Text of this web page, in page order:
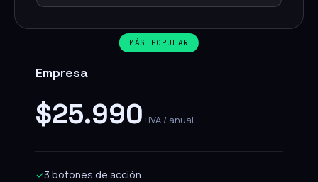
MÁS POPULAR
Empresa
$25.990+IVA / anual
✓3 botones de acción